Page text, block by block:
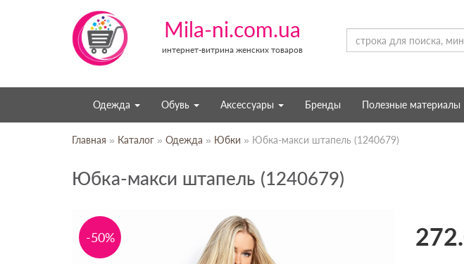
Mila-ni.com.ua
интернет-витрина женских товаров
Одежда Обувь Аксессуары Бренды Полезные материалы
Главная » Каталог » Одежда » Юбки » Юбка-макси штапель (1240679)
Юбка-макси штапель (1240679)
-50%